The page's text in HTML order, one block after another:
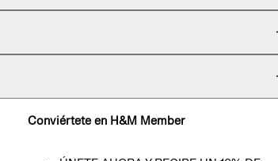
Conviértete en H&M Member